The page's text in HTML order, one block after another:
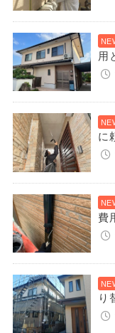
用
に
費
り